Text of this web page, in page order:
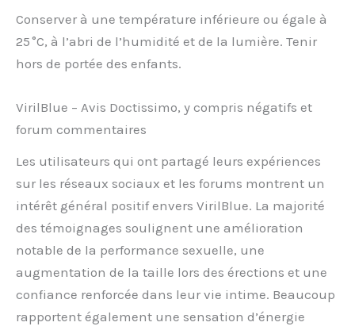
Conserver à une température inférieure ou égale à
25 °C, à l’abri de l’humidité et de la lumière. Tenir
hors de portée des enfants.
VirilBlue – Avis Doctissimo, y compris négatifs et
forum commentaires
Les utilisateurs qui ont partagé leurs expériences
sur les réseaux sociaux et les forums montrent un
intérêt général positif envers VirilBlue. La majorité
des témoignages soulignent une amélioration
notable de la performance sexuelle, une
augmentation de la taille lors des érections et une
confiance renforcée dans leur vie intime. Beaucoup
rapportent également une sensation d’énergie